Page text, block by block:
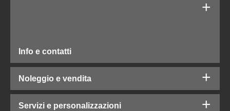
Info e contatti
Noleggio e vendita
Servizi e personalizzazioni